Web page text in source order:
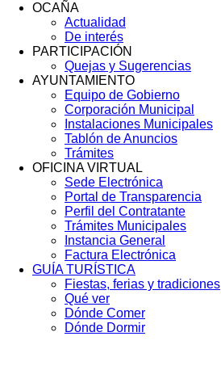
OCAÑA
Actualidad
De interés
PARTICIPACIÓN
Quejas y Sugerencias
AYUNTAMIENTO
Equipo de Gobierno
Corporación Municipal
Instalaciones Municipales
Tablón de Anuncios
Trámites
OFICINA VIRTUAL
Sede Electrónica
Portal de Transparencia
Perfil del Contratante
Trámites Municipales
Instancia General
Factura Electrónica
GUÍA TURÍSTICA
Fiestas, ferias y tradiciones
Qué ver
Dónde Comer
Dónde Dormir